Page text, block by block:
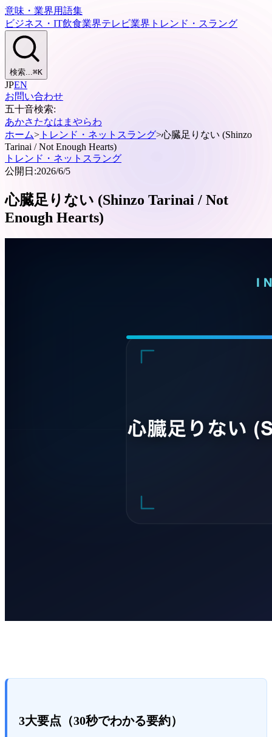
意味・業界用語集
ビジネス・IT飲食業界テレビ業界 トレンド・スラング
検索...⌘K
JPEN
お問い合わせ
五十音検索:
あかさ たなは ま やらわ
ホーム> トレンド・ネットスラング>心臓足りない (Shinzo
Tarinai / Not Enough Hearts)
トレンド・ネットスラング
公開日:2026/6/5
心臓足りない (Shinzo Tarinai / Not
Enough Hearts)
3大要点（30秒でわかる要約）